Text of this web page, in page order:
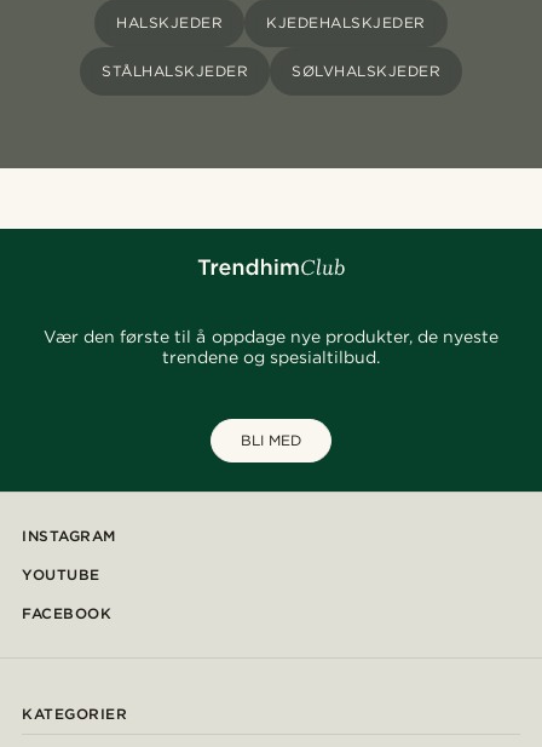
HALSKJEDER KJEDEHALSKJEDER
STÅLHALSKJEDER SØLVHALSKJEDER
Vær den første til å oppdage nye produkter, de nyeste
trendene og spesialtilbud.
BLI MED
INSTAGRAM
YOUTUBE
FACEBOOK
KATEGORIER